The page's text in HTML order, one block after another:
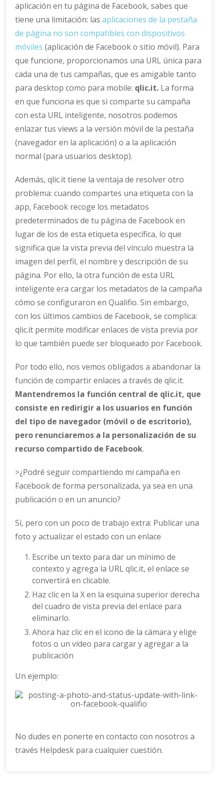
aplicación en tu página de Facebook, sabes que
tiene una limitación: lasaplicaciones de la pestaña
de página no son compatibles con dispositivos
móviles(aplicación de Facebook o sitio móvil). Para
que funcione, proporcionamos una URL única para
cada una de tus campañas, que es amigable tanto
para desktop como para mobile: qlic.it. La forma
en que funciona es que si comparte su campaña
con esta URL inteligente, nosotros podemos
enlazar tus views a la versión móvil de la pestaña
(navegador en la aplicación) o a la aplicación
normal (para usuarios desktop).
Además, qlic.it tiene la ventaja de resolver otro
problema: cuando compartes una etiqueta con la
app, Facebook recoge los metadatos
predeterminados de tu página de Facebook en
lugar de los de esta etiqueta específica, lo que
significa que la vista previa del vínculo muestra la
imagen del perfil, el nombre y descripción de su
página. Por ello, la otra función de esta URL
inteligente era cargar los metadatos de la campaña
cómo se configuraron en Qualifio. Sin embargo,
con los últimos cambios de Facebook, se complica:
qlic.it permite modificar enlaces de vista previa por
lo que también puede ser bloqueado por Facebook.
Por todo ello, nos vemos obligados a abandonar la
función de compartir enlaces a través de qlic.it.
Mantendremos la función central de qlic.it, que
consiste en redirigir a los usuarios en función
del tipo de navegador (móvil o de escritorio),
pero renunciaremos a la personalización de su
recurso compartido de Facebook.
>¿Podré seguir compartiendo mi campaña en
Facebook de forma personalizada, ya sea en una
publicación o en un anuncio?
Sí, pero con un poco de trabajo extra: Publicar una
foto y actualizar el estado con un enlace
Escribe un texto para dar un mínimo de
contexto y agrega la URL qlic.it, el enlace se
convertirá en clicable.
Haz clic en la X en la esquina superior derecha
del cuadro de vista previa del enlace para
eliminarlo.
Ahora haz clic en el icono de la cámara y elige
fotos o un vídeo para cargar y agregar a la
publicación
Un ejemplo:
No dudes en ponerte en contacto con nosotros a
través Helpdesk para cualquier cuestión.